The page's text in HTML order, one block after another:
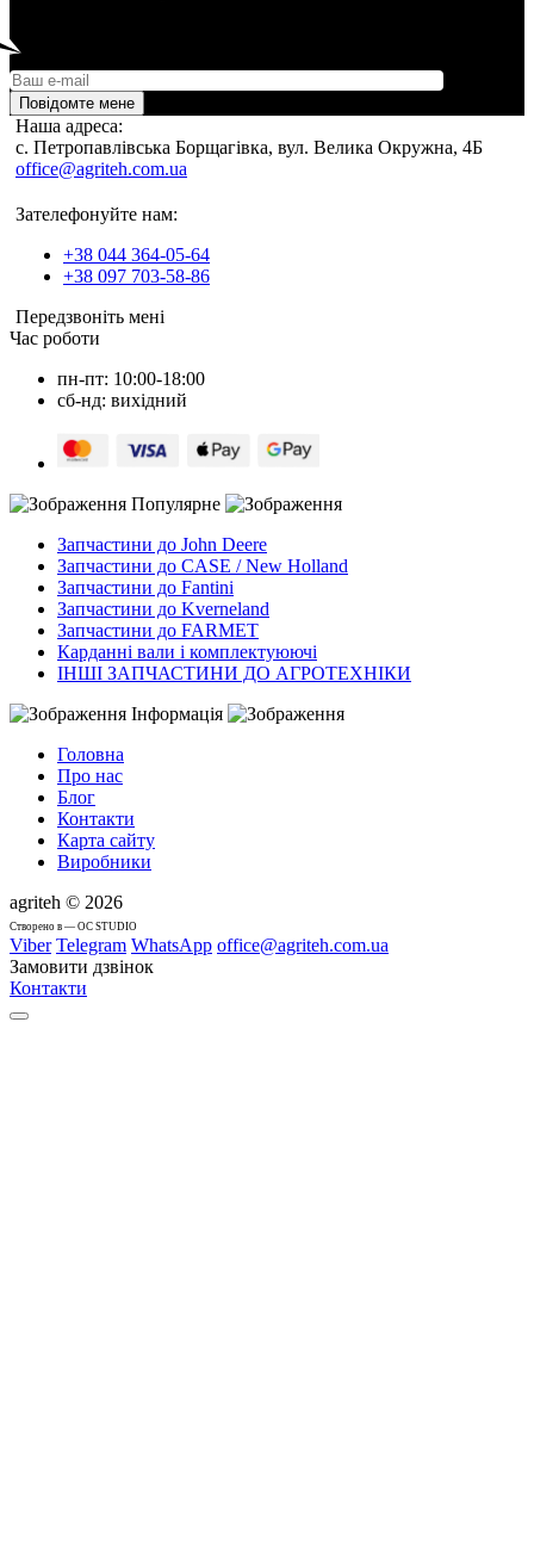
Повідомте мене
Наша адреса:
c. Петропавлівська Борщагівка, вул. Велика Окружна, 4Б
office@agriteh.com.ua
Зателефонуйте нам:
+38 044 364-05-64
+38 097 703-58-86
Передзвоніть мені
Час роботи
пн-пт: 10:00-18:00
сб-нд: вихідний
Популярне
Запчастини до John Deere
Запчастини до CASE / New Holland
Запчастини до Fantini
Запчастини до Kverneland
Запчастини до FARMET
Карданні вали і комплектуюючі
ІНШІ ЗАПЧАСТИНИ ДО АГРОТЕХНІКИ
Інформація
Головна
Про нас
Блог
Контакти
Карта сайту
Виробники
agriteh © 2026
Cтворено в — OC STUDIO
Viber Telegram WhatsApp office@agriteh.com.ua
Замовити дзвінок
Контакти